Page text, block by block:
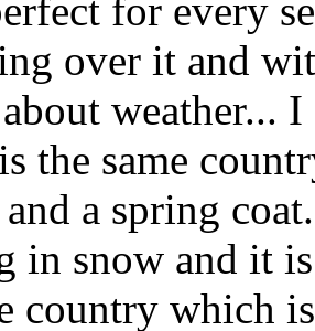
for every
over it and
weather...
the same
a spring
in snow and it
country which